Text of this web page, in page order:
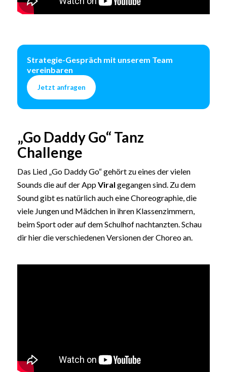
Strategie-Gespräch mit unserem Team
vereinbaren
Jetzt anfragen
„Go Daddy Go“ Tanz
Challenge
Das Lied „Go Daddy Go“ gehört zu eines der vielen
Sounds die auf der AppViral gegangen sind. Zu dem
Sound gibt es natürlich auch eine Choreographie, die
viele Jungen und Mädchen in ihren Klassenzimmern,
beim Sport oder auf dem Schulhof nachtanzten. Schau
dir hier die verschiedenen Versionen der Choreo an.